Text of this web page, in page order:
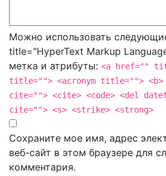
Можно использовать
title="HyperText Markup
метка и атрибуты: <a href=""
title=""> <acronym title=""> <b>
cite=""> <cite> <code> <del
cite=""> <s> <strike> <strong>
Сохраните мое имя, адрес
веб-сайт в этом браузере для
комментария.